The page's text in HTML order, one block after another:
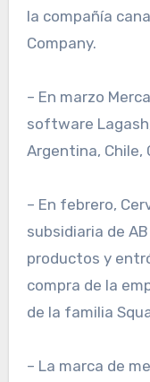
la compañía
Company.
– En marzo
software
Argentina, Chile,
– En febrero,
subsidiaria de
productos y
compra de la
de la familia
– La marca de